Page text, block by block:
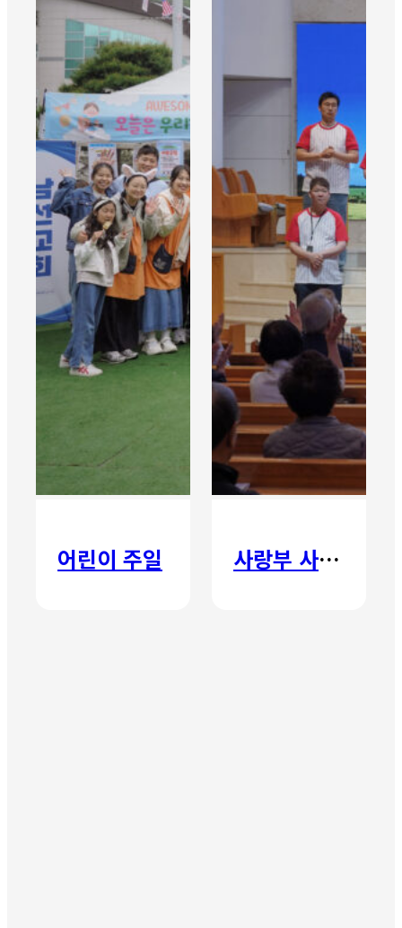
어린이 주일 사랑부 사랑주일